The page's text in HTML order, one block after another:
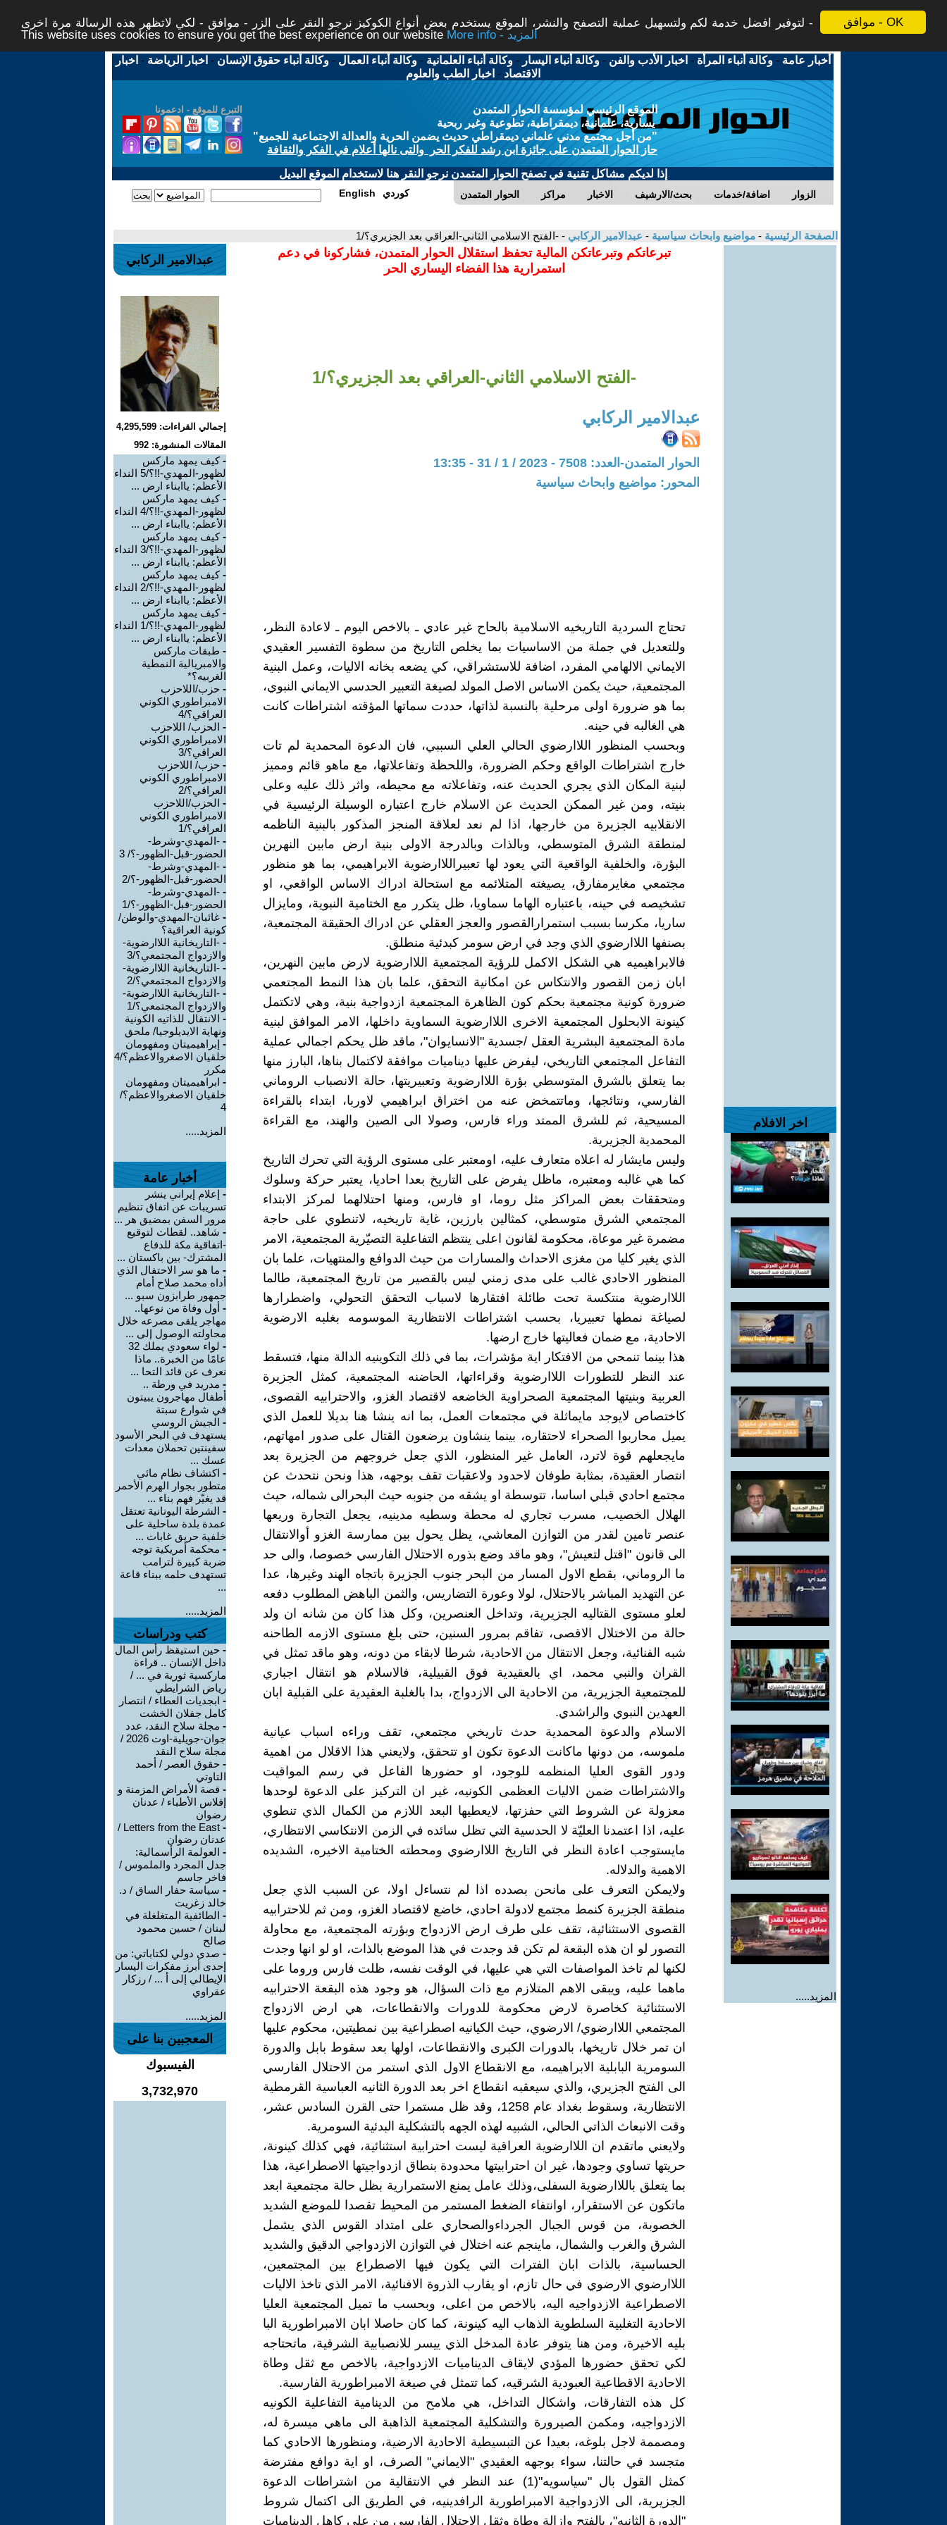
موافق - OK
لتوفير افضل خدمة لكم ولتسهيل عملية التصفح والنشر، الموقع يستخدم بعض أنواع الكوكيز نرجو النقر على الزر - موافق - لكي لاتظهر هذه الرسالة مرة اخرى -
This website uses cookies to ensure you get the best experience on our website
More info - المزيد
أخبار عامة -وكالة أنباء المرأة - اخبار الأدب والفن -وكالة أنباء اليسار -وكالة أنباء العلمانية -وكالة أنباء العمال -وكالة أنباء حقوق الإنسان - اخبار الرياضة - اخبار
الاقتصاد - اخبار الطب والعلوم
التبرع للموقع - ادعمونا
الموقع الرئيسي لمؤسسة الحوار المتمدن
يسارية، علمانية، ديمقراطية، تطوعية وغير ربحية
"من أجل مجتمع مدني علماني ديمقراطي حديث يضمن الحرية والعدالة الاجتماعية للجميع"
حاز الحوار المتمدن على جائزة ابن رشد للفكر الحر والتى نالها أعلام في الفكر والثقافة
إذا لديكم مشاكل تقنية في تصفح الحوار المتمدن نرجو النقر هنا لاستخدام الموقع البديل
الحوار المتمدن مراكز الاخبار بحث/الارشيف اضافة/خدمات الزوار English كوردي
الصفحة الرئيسية - مواضيع وابحاث سياسية - عبدالامير الركابي - -الفتح الاسلامي الثاني-العراقي بعد الجزيري؟/1
اخر الافلام
المزيد.....
تبرعاتكم وتبرعاتكن المالية تحفظ استقلال الحوار المتمدن، فشاركونا في دعم
استمرارية هذا الفضاء اليساري الحر
-الفتح الاسلامي الثاني-العراقي بعد الجزيري؟/1
عبدالامير الركابي
الحوار المتمدن-العدد: 7508 - 2023 / 1 / 31 - 13:35
المحور: مواضيع وابحاث سياسية
تحتاج السردية التاريخيه الاسلامية بالحاح غير عادي ـ بالاخص اليوم ـ لاعادة النظر،
وللتعديل في جملة من الاساسيات بما يخلص التاريخ من سطوة التفسير العقيدي
الايماني الالهامي المفرد، اضافة للاستشراقي، كي يضعه بخانه الاليات، وعمل البنية
المجتمعية، حيث يكمن الاساس الاصل المولد لصيغة التعبير الحدسي الايماني النبوي،
بما هو ضرورة اولى مرحلية بالنسبة لذاتها، حددت سماتها المؤقته اشتراطات كانت
هي الغالبه في حينه.
وبحسب المنظور اللاارضوي الحالي العلي السببي، فان الدعوة المحمدية لم تات
خارج اشتراطات الواقع وحكم الضرورة، واللحظة وتفاعلاتها، مع ماهو قائم ومميز
لبنية المكان الذي يجري الحديث عنه، وتفاعلاته مع محيطه، واثر ذلك عليه وعلى
بنيته، ومن غير الممكن الحديث عن الاسلام خارج اعتباره الوسيلة الرئيسية في
الانقلابيه الجزيرة من خارجها، اذا لم نعد لعلاقة المنجز المذكور بالبنية الناظمه
لمنطقة الشرق المتوسطي، وبالذات وبالدرجة الاولى بنية ارض مابين النهرين
البؤرة، والخلفية الواقعية التي يعود لها تعبيراللاارضوية الابراهيمي، بما هو منظور
مجتمعي مغايرمفارق، يصيغته المتلائمه مع استحالة ادراك الاساس الواقعي، او
تشخيصه في حينه، باعتباره الهاما سماويا، ظل يتكرر مع الختامية النبوية، ومايزال
ساريا، مكرسا بسبب استمرارالقصور والعجز العقلي عن ادراك الحقيقة المجتمعية،
بصنفها اللاارضوي الذي وجد في ارض سومر كبدئية منطلق.
فالابراهيميه هي الشكل الاكمل للرؤية المجتمعية اللاارضوية لارض مابين النهرين،
ابان زمن القصور والانتكاس عن امكانية التحقق، علما بان هذا النمط المجتعمي
ضرورة كونية مجتمعية بحكم كون الظاهرة المجتمعية ازدواجية بنية، وهي لاتكتمل
كينونة الابحلول المجتمعية الاخرى اللاارضوية السماوية داخلها، الامر الموافق لبنية
مادة المجتمعية البشرية العقل /جسدية "الانسايوان"، ماقد ظل يحكم اجمالي عملية
التفاعل المجتمعي التاريخي، ليفرض عليها ديناميات موافقة لاكتمال بناها، البارز منها
بما يتعلق بالشرق المتوسطي بؤرة اللاارضوية وتعبيريتها، حالة الانصباب الروماني
الفارسي، ونتائجها، وماتتمخض عنه من اختراق ابراهيمي لاوربا، ابتداء بالقراءة
المسيحية، ثم للشرق الممتد وراء فارس، وصولا الى الصين والهند، مع القراءة
المحمدية الجزيرية.
وليس مايشار له اعلاه متعارف عليه، اومعتبر على مستوى الرؤية التي تحرك التاريخ
كما هي غالبه ومعتبره، ماظل يفرض على التاريخ بعدا احاديا، يعتبر حركة وسلوك
ومتحققات بعض المراكز مثل روما، او فارس، ومنها احتلالهما لمركز الابتداء
المجتمعي الشرق متوسطي، كمثالين بارزين، غاية تاريخيه، لاتنطوي على حاجة
مضمرة غير موعاة، محكومة لقانون اعلى ينتظم التفاعلية التصيّرية المجتمعية، الامر
الذي يغير كليا من مغزى الاحداث والمسارات من حيث الدوافع والمنتهيات، علما بان
المنظور الاحادي غالب على مدى زمني ليس بالقصير من تاريخ المجتمعية، طالما
اللاارضوية منتكسة تحت طائلة افتقارها لاسباب التحقق التحولي، واضطرارها
لصياغة نمطها تعبيريا، بحسب اشتراطات الانتظارية الموسومه بغلبه الارضوية
الاحادية، مع ضمان فعاليتها خارج ارضها.
هذا بينما تنمحي من الافتكار اية مؤشرات، بما في ذلك التكوينيه الدالة منها، فتسقط
عند النظر للتطورات اللاارضوية وقراءاتها، الحاضنه المجتمعية، كمثل الجزيرة
العربية وبنيتها المجتمعية الصحراوية الخاضعه لاقتصاد الغزو، والاحترابيه القصوى،
كاختصاص لايوجد مايماثلة في مجتمعات العمل، بما انه ينشا هنا بديلا للعمل الذي
يميل محاربوا الصحراء لاحتقاره، بينما ينشاون يرضعون القتال على صدور امهاتهم،
مايجعلهم قوة لاترد، العامل غير المنظور، الذي جعل خروجهم من الجزيرة بعد
انتصار العقيدة، بمثابة طوفان لاحدود ولاعقبات تقف بوجهه، هذا ونحن نتحدث عن
مجتمع احادي قبلي اساسا، تتوسطة او يشقه من جنوبه حيث البحرالى شماله، حيث
الهلال الخصيب، مسرب تجاري له محطة وسطيه مدينيه، يجعل التجارة وريعها
عنصر تامين لقدر من التوازن المعاشي، يظل يحول بين ممارسة الغزو أوالانتقال
الى قانون "اقتل لتعيش"، وهو ماقد وضع بذوره الاحتلال الفارسي خصوصا، والى حد
ما الروماني، بقطع الاول المسار من البحر جنوب الجزيرة باتجاه الهند وغيرها، عدا
عن التهديد المباشر بالاحتلال، لولا وعورة التضاريس، والثمن الباهض المطلوب دفعه
لعلو مستوى القتاليه الجزيرية، وتداخل العنصرين، وكل هذا كان من شانه ان ولد
حالة من الاختلال الاقصى، تفاقم بمرور السنين، حتى بلغ مستوى الازمه الطاحنه
شبه الفنائية، وجعل الانتقال من الاحادية، شرطا لابقاء من دونه، وهو ماقد تمثل في
القران والنبي محمد، اي بالعقيدية فوق القبيلية، فالاسلام هو انتقال اجباري
للمجتمعية الجزيرية، من الاحادية الى الازدواج، بدا بالغلبة العقيدية على القبلية ابان
العهدين النبوي والراشدي.
الاسلام والدعوة المحمدية حدث تاريخي مجتمعي، تقف وراءه اسباب عيانية
ملموسه، من دونها ماكانت الدعوة تكون او تتحقق، ولايعني هذا الاقلال من اهمية
ودور القوى العليا المنظمه للوجود، او حضورها الفاعل في رسم المواقيت
والاشتراطات ضمن الاليات العظمى الكونيه، غير ان التركيز على الدعوة لوحدها
معزولة عن الشروط التي حفزتها، لايعطيها البعد اللازم من الكمال الذي تنطوي
عليه، اذا اعتمدنا العليّة لا الحدسية التي تظل سائده في الزمن الانتكاسي الانتظاري،
مايستوجب اعادة النظر في التاريخ اللاارضوي ومحطته الختامية الاخيره، الشديده
الاهمية والدلاله.
ولايمكن التعرف على مانحن بصدده اذا لم نتساءل اولا، عن السبب الذي جعل
منطقة الجزيرة كنمط مجتمع لادولة احادي، خاضع لاقتصاد الغزو، ومن ثم للاحترابيه
القصوى الاستثنائية، تقف على طرف ارض الازدواج وبؤرته المجتمعية، مع محاولة
التصور لو ان هذه البقعة لم تكن قد وجدت في هذا الموضع بالذات، او لو انها وجدت
لكنها لم تاخذ المواصفات التي هي عليها، في الوقت نفسه، ظلت فارس وروما على
ماهما عليه، ويبقى الاهم المتلازم مع ذات السؤال، هو وجود هذه البقعة الاحترابيه
الاستثنائية كخاصرة لارض محكومة للدورات والانقطاعات، هي ارض الازدواج
المجتمعي اللاارضوي/ الارضوي، حيث الكيانيه اصطراعية بين نمطيتين، محكوم عليها
ان تمر خلال تاريخها، بالدورات الكبرى والانقطاعات، اولها بعد سقوط بابل والدورة
السومرية البابلية الابراهيمه، مع الانقطاع الاول الذي استمر من الاحتلال الفارسي
الى الفتح الجزيري، والذي سيعقبه انقطاع اخر بعد الدورة الثانيه العباسية القرمطية
الانتظارية، وسقوط بغداد عام 1258، وقد ظل مستمرا حتى القرن السادس عشر،
وقت الانبعاث الذاتي الحالي، الشبيه لهذه الجهه بالتشكلية البدئية السومرية.
ولايعني ماتقدم ان اللاارضوية العراقية ليست احترابية استثنائية، فهي كذلك كينونة،
حريتها تساوي وجودها، غير ان احترابيتها محدودة بنطاق ازدواجيتها الاصطراعية، هذا
بما يتعلق باللاارضوية السفلى،وذلك عامل يمنع الاستمرارية بظل حالة مجتمعية ابعد
ماتكون عن الاستقرار، اوانتفاء الضغط المستمر من المحيط تقصدا للموضع الشديد
الخصوبة، من قوس الجبال الجرداءوالصحاري على امتداد القوس الذي يشمل
الشرق والغرب والشمال، ماينجم عنه اختلال في التوازن الازدواجي الدقيق والشديد
الحساسية، بالذات ابان الفترات التي يكون فيها الاصطراع بين المجتمعين،
اللاارضوي الارضوي في حال تازم، او يقارب الذروة الافنائية، الامر الذي تاخذ الاليات
الاصطراعية الازدواجيه اليه، بالاخص من اعلى، وبحسب ما تميل المجتمعية العليا
الاحادية التغلبية السلطوية الذهاب اليه كينونة، كما كان حاصلا ابان الامبراطورية البا
بليه الاخيرة، ومن هنا يتوفر عادة المدخل الذي ييسر للانصبابية الشرقية، ماتحتاجه
لكي تحقق حضورها المؤدي لايقاف الديناميات الازدواجية، بالاخص مع ثقل وطاة
الاحادية الاقطاعية العبودية الشرقيه، كما تتمثل في صيغة الامبراطورية الفارسية.
كل هذه التفارقات، واشكال التداخل، هي ملامح من الدينامية التفاعلية الكونيه
الازدواجيه، ومكمن الصيرورة والتشكلية المجتمعية الذاهبة الى ماهي ميسرة له،
ومصممة لاجل بلوغه، بعيدا عن التبسيطية الاحادية الارضية، ومنظورها الاحادي كما
متجسد في حالتنا، سواء بوجهه العقيدي "الايماني" الصرف، او اية دوافع مفترضة
كمثل القول بال "سياسويه"(1) عند النظر في الانتقالية من اشتراطات الدعوة
الجزيرية، الى الازدواجية الامبراطورية الرافدينيه، في الطريق الى اكتمال شروط
"الدورة الثانيه"، بالفتح وازالة وطاة وثقل الاحتلال الفارسي من على كاهل الديناميات
عبدالامير الركابي
إجمالي القراءات: 4,295,599
المقالات المنشورة: 992
-كيف يمهد ماركس
لظهور-المهدي-!!؟/5 النداء
الأعظم: ياابناء ارض ...
-كيف يمهد ماركس
لظهور-المهدي-!!؟/4 النداء
الأعظم: ياابناء ارض ...
-كيف يمهد ماركس
لظهور-المهدي-!!؟/3 النداء
الأعظم: ياابناء ارض ...
-كيف يمهد ماركس
لظهور-المهدي-!!؟/2 النداء
الأعظم: ياابناء ارض ...
-كيف يمهد ماركس
لظهور-المهدي-!!؟/1 النداء
الأعظم: ياابناء ارض ...
- طبقات ماركس
والامبريالية النمطية
الغربيه؟*
- حزب/اللاحزب
الامبراطوري الكوني
العراقي؟/4
- الحزب/ اللاحزب
الامبراطوري الكوني
العراقي؟/3
- حزب/ اللاحزب
الامبراطوري الكوني
العراقي؟/2
- الحزب/اللاحزب
الامبراطوري الكوني
العراقي؟/1
- -المهدي-وشرط-
الحضور-قبل-الظهور-؟/ 3
- -المهدي-وشرط-
الحضور-قبل-الظهور-؟/2
- -المهدي-وشرط-
الحضور-قبل-الظهور-؟/1
- غائبان-المهدي-والوطن/
كونية العراقية؟
- -التاريخانية اللاارضوية-
والازدواج المجتمعي؟/3
- -التاريخانية اللاارضوية-
والازدواج المجتمعي؟/2
- -التاريخانية اللاارضوية-
والازدواج المجتمعي؟/1
- الانتقال للذاتيه الكونية
ونهاية الايديلوجيا/ ملحق
- إبراهيميتان ومفهومان
خلقيان الاصغروالاعظم؟/4
مكرر
- ابراهيميتان ومفهومان
خلقيان الاصغروالاعظم؟/
4
المزيد.....
أخبار عامة
- إعلام إيراني ينشر
تسريبات عن اتفاق تنظيم
مرور السفن بمضيق هر ...
- شاهد.. لقطات لتوقيع
-اتفاقية مكة للدفاع
المشترك- بين باكستان ...
- ما هو سر الاحتفال الذي
أداه محمد صلاح أمام
جمهور طرابزون سبو ...
- أول وفاة من نوعها..
مهاجر يلقى مصرعه خلال
محاولته الوصول إلى ...
-
لواء سعودي يملك 32
عامًا من الخبرة.. ماذا
نعرف عن قائد التحا ...
- مدريد في ورطة ..
أطفال مهاجرون يبيتون
في شوارع سبتة
- الجيش الروسي
يستهدف في البحر الأسود
سفينتين تحملان معدات
عسك ...
- اكتشاف نظام مائي
متطور بجوار الهرم الأحمر
قد يغيّر فهم بناء ...
- الشرطة اليونانية تعتقل
عمدة بلدة ساحلية على
خلفية حريق غابات ...
- محكمة أمريكية توجه
ضربة كبيرة لترامب
تستهدف حلمه ببناء قاعة
...
المزيد.....
كتب ودراسات
- حين استيقظ رأس المال
داخل الإنسان .. قراءة
ماركسية ثورية في ... /
رياض الشرايطي
- ابجديات العطاء / انتصار
كامل جفلان الخشت
- مجلة سلاح النقد، عدد
جوان-جويلية-اوت 2026 /
مجلة سلاح النقد
- حقوق العصر / أحمد
التاوتي
- قصة الأمراض المزمنة و
إفلاس الأطباء / عدنان
رضوان
-
Letters from the East /
عدنان رضوان
- العولمة الرأسمالية:
جدل المجرد والملموس /
فاخر جاسم
- سياسة حفار الساق / د.
خالد زغريت
- الطائفية المتغلغلة في
لبنان / حسين محمود
صالح
- صدى دولي لكتاباتي: من
إحدى أبرز مفكرات اليسار
الإيطالي إلى أ ... / رزكار
عقراوي
المزيد.....
المعجبين بنا على
الفيسبوك
3,732,970